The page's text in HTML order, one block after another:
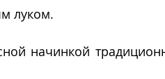
луком.
начинкой